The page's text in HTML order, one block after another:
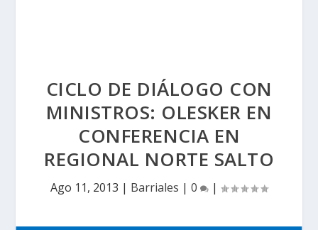
CICLO DE DIÁLOGO CON
MINISTROS: OLESKER EN
CONFERENCIA EN
REGIONAL NORTE SALTO
Ago 11, 2013 | Barriales | 0 |